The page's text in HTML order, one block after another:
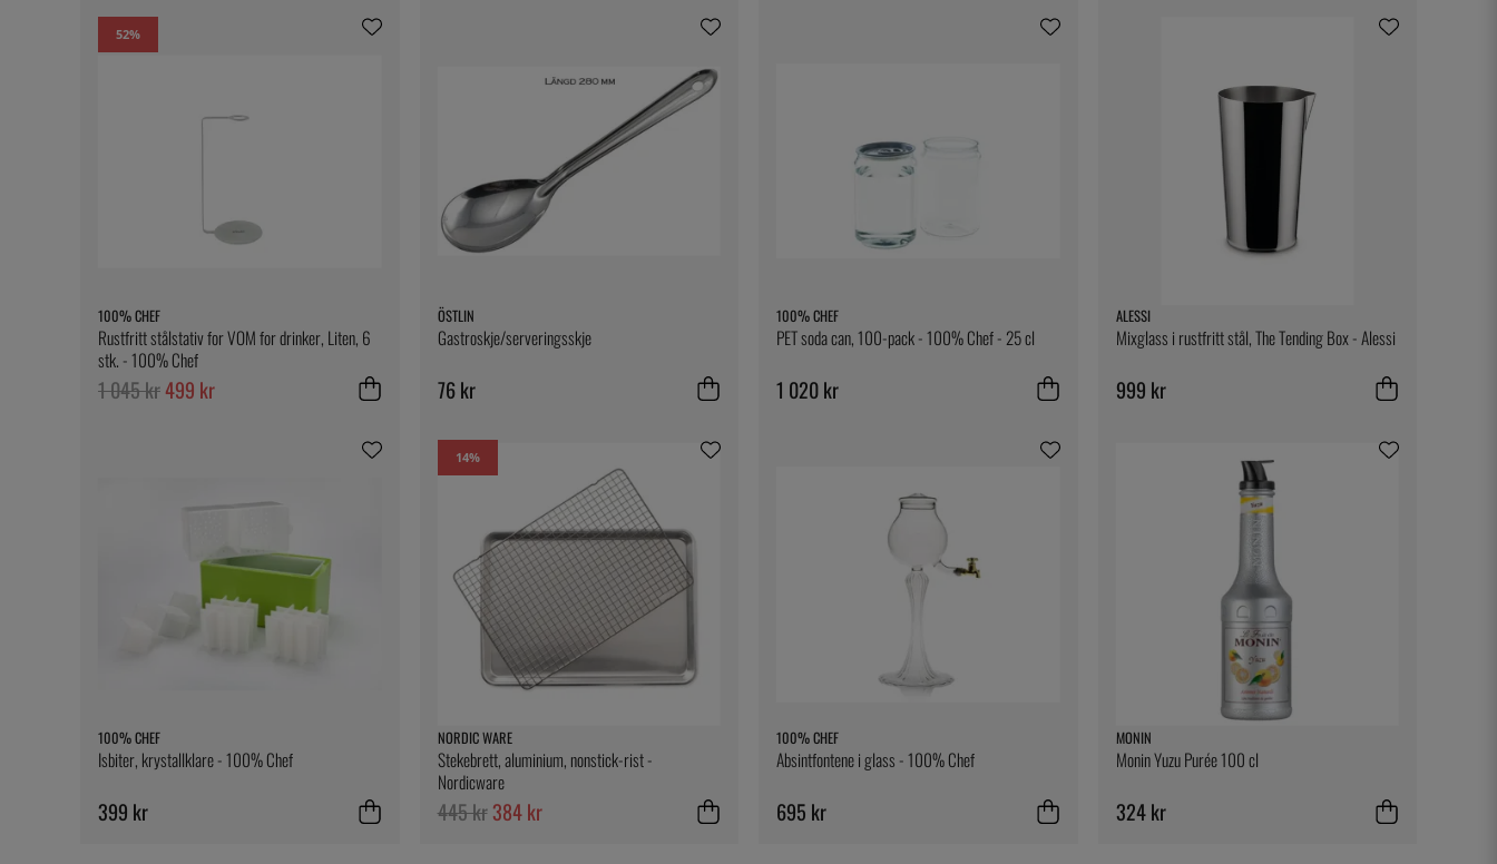
52%
100% CHEF
Rustfritt stålstativ for VOM for drinker, Liten, 6
stk. - 100% Chef
1 045 kr499 kr
ÖSTLIN
Gastroskje/serveringsskje
76 kr
100% CHEF
PET soda can, 100-pack - 100% Chef - 25 cl
1 020 kr
ALESSI
Mixglass i rustfritt stål, The Tending Box - Alessi
999 kr
100% CHEF
Isbiter, krystallklare - 100% Chef
399 kr
14%
NORDIC WARE
Stekebrett, aluminium, nonstick-rist -
Nordicware
445 kr 384 kr
100% CHEF
Absintfontene i glass - 100% Chef
695 kr
MONIN
Monin Yuzu Purée 100 cl
324 kr